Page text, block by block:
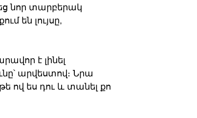
նոր տարբերակ
են լույսը,
է լինել
արվեստով։ Նրա
թե ով ես դու և տանել քո